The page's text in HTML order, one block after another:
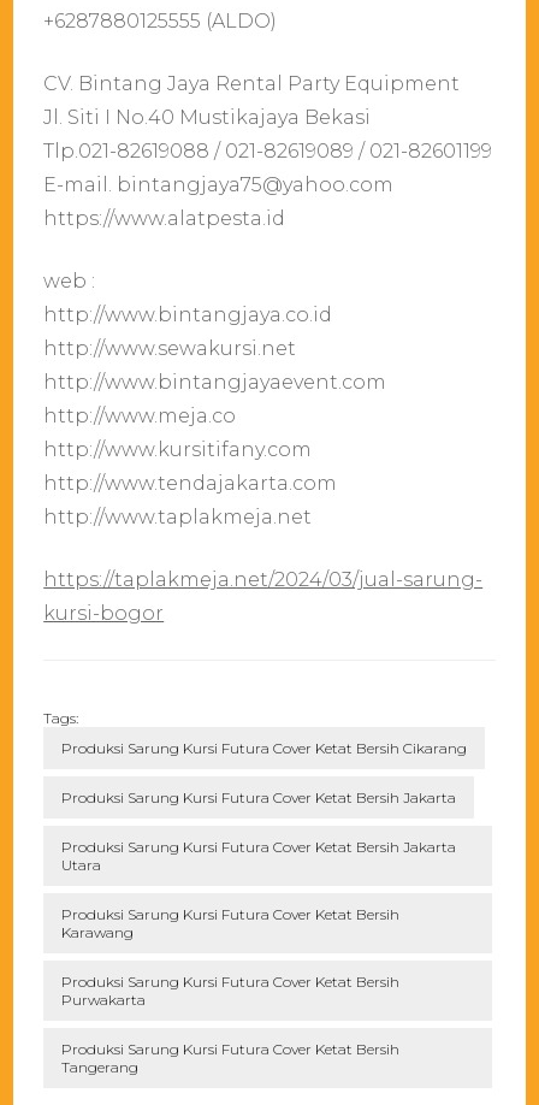
+6287880125555 (ALDO)
CV. Bintang Jaya Rental Party Equipment
Jl. Siti I No.40 Mustikajaya Bekasi
Tlp.021-82619088 / 021-82619089 / 021-82601199
E-mail. bintangjaya75@yahoo.com
https://www.alatpesta.id
web :
http://www.bintangjaya.co.id
http://www.sewakursi.net
http://www.bintangjayaevent.com
http://www.meja.co
http://www.kursitifany.com
http://www.tendajakarta.com
http://www.taplakmeja.net
https://taplakmeja.net/2024/03/jual-sarung-
kursi-bogor
Tags:
Produksi Sarung Kursi Futura Cover Ketat Bersih Cikarang
Produksi Sarung Kursi Futura Cover Ketat Bersih Jakarta
Produksi Sarung Kursi Futura Cover Ketat Bersih Jakarta
Utara
Produksi Sarung Kursi Futura Cover Ketat Bersih
Karawang
Produksi Sarung Kursi Futura Cover Ketat Bersih
Purwakarta
Produksi Sarung Kursi Futura Cover Ketat Bersih
Tangerang